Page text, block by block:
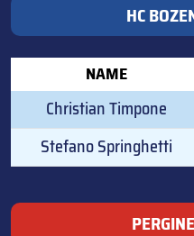
HC
NAME
Christian Timpone
Stefano Springhetti